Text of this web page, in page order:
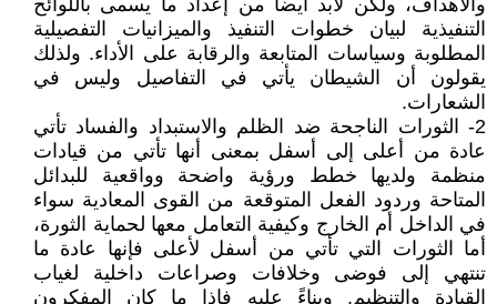
والأهداف، ولكن لابد أيضا من إعداد ما يسمى باللوائح
التنفيذية لبيان خطوات التنفيذ والميزانيات التفصيلية
المطلوبة وسياسات المتابعة والرقابة على الأداء. ولذلك
يقولون أن الشيطان يأتي في التفاصيل وليس في
الشعارات.
2- الثورات الناجحة ضد الظلم والاستبداد والفساد ‏تأتي
عادة من أعلى إلى أسفل بمعنى أنها تأتي من قيادات
منظمة ولديها خطط ورؤية واضحة وواقعية للبدائل
المتاحة وردود الفعل المتوقعة من القوى المعادية سواء
في الداخل أم الخارج وكيفية التعامل معها لحماية الثورة،
أما الثورات التي تأتي من أسفل لأعلى فإنها عادة ما
تنتهي إلى فوضى وخلافات وصراعات داخلية لغياب
القيادة والتنظيم. وبناءً عليه فإذا ما كان المفكرون